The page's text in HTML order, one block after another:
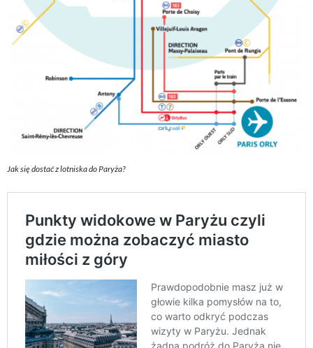
Jak się dostać z lotniska do Paryża?